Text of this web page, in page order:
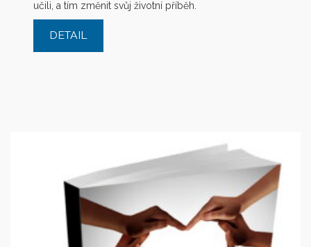
učili, a tím změnit svůj životní příběh.
DETAIL